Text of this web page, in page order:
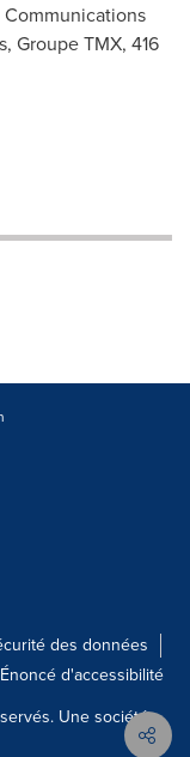
Groupe TMX, 416
des données
Énoncé d'accessibilité
Une société